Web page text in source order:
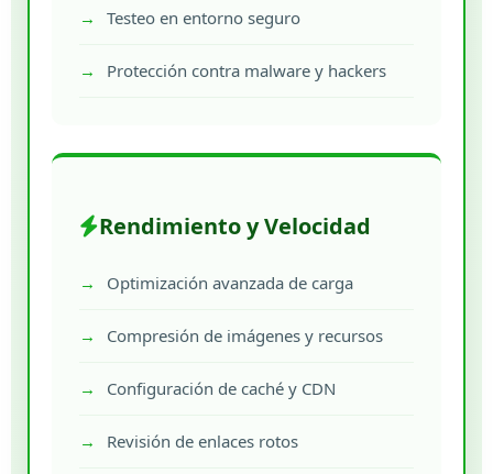
Testeo en entorno seguro
Protección contra malware y hackers
Rendimiento y Velocidad
Optimización avanzada de carga
Compresión de imágenes y recursos
Configuración de caché y CDN
Revisión de enlaces rotos